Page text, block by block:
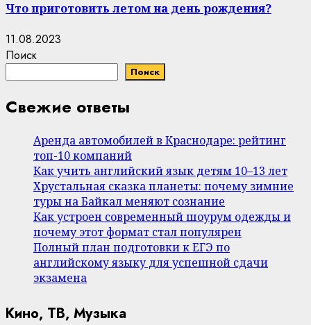
Что приготовить летом на день рождения?
11.08.2023
Поиск
Поиск
Свежие ответы
Аренда автомобилей в Краснодаре: рейтинг
топ-10 компаний
Как учить английский язык детям 10–13 лет
Хрустальная сказка планеты: почему зимние
туры на Байкал меняют сознание
Как устроен современный шоурум одежды и
почему этот формат стал популярен
Полный план подготовки к ЕГЭ по
английскому языку для успешной сдачи
экзамена
Кино, ТВ, Музыка